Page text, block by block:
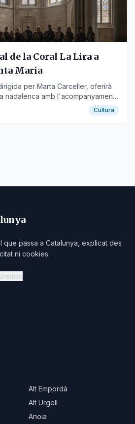
de la Coral La Lira a
Maria
per Marta Carceller, oferirà
nadalenca amb l'acompanyament
Cultura
que passa a Catalunya, explicat des
ni cookies.
Alt Empordà
Alt Urgell
Anoia